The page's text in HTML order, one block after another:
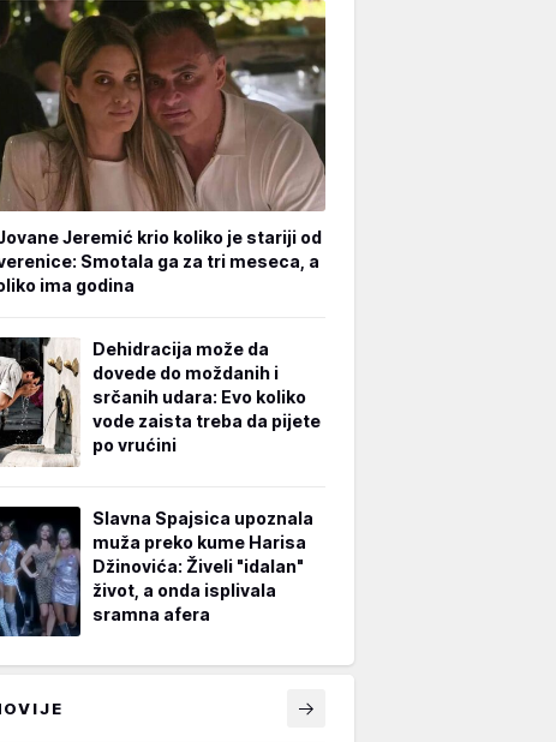
Jeremić krio koliko je stariji od
Smotala ga za tri meseca, a
ima godina
Dehidracija može da
dovede do moždanih i
srčanih udara: Evo koliko
vode zaista treba da pijete
po vrućini
Slavna Spajsica upoznala
muža preko kume Harisa
Džinovića: Živeli "idalan"
život, a onda isplivala
sramna afera